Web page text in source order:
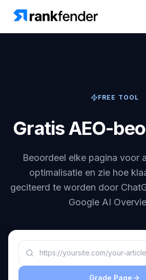
MONITOREN
Engine
Concurrentietracking
Zoekwoordintelligentie
RAISA
Assistant
Bronnen
Gratis
tools
Prijzen
boeken
FREE TOOL
Gratis AEO-
Beoordeel elke pagina voor
optimalisatie en zie hoe
geciteerd te worden door
Google AI
Grade Page